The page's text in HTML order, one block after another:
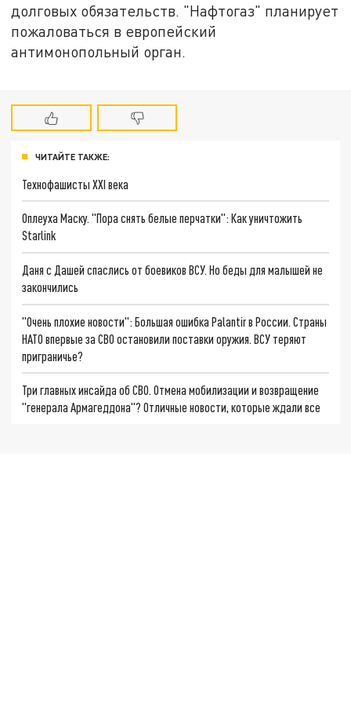
долговых обязательств. "Нафтогаз" планирует
пожаловаться в европейский
антимонопольный орган.
ЧИТАЙТЕ ТАКЖЕ:
Технофашисты XXI века
Оплеуха Маску. "Пора снять белые перчатки": Как уничтожить
Starlink
Даня с Дашей спаслись от боевиков ВСУ. Но беды для малышей не
закончились
"Очень плохие новости": Большая ошибка Palantir в России. Страны
НАТО впервые за СВО остановили поставки оружия. ВСУ теряют
приграничье?
Три главных инсайда об СВО. Отмена мобилизации и возвращение
"генерала Армагеддона"? Отличные новости, которые ждали все